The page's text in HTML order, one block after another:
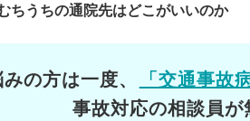
ちうちの通院先はどこがいいのか
の方は一度、 「交通事故
事故対応の相談員が